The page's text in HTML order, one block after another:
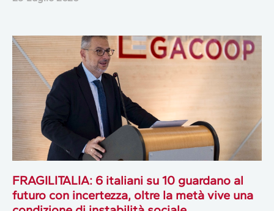
FRAGILITALIA: 6 italiani su 10 guardano al
futuro con incertezza, oltre la metà vive una